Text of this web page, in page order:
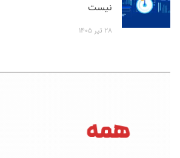
نیست
۲۸ تیر ۱۴۰۵